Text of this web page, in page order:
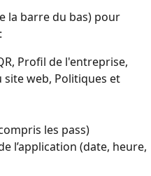
la barre du bas) pour
Profil de l'entreprise,
site web, Politiques et
les pass)
l’application (date, heure,